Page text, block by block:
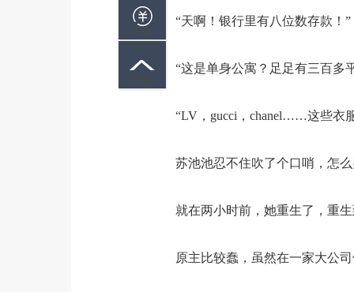
“天啊！银行里有八位数存款！”
“这是单身公寓？足足有三百多平
“LV，gucci，chanel……这些衣服
苏池池忍不住吹了个口哨，怎么
就在两小时前，她重生了，重生
原主比较蠢，虽然在一家大公司